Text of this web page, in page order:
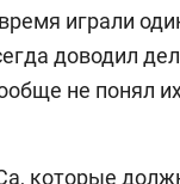
играли
доводил
не понял
которые